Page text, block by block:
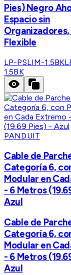
Pies) Negro
Espacio sin
Flexible
LP-PSLIM-1.5BK
1.5BK
PANDUIT
Cable de
Categoría 6,
Modular en
- 6 Metros
Azul
Cable de
Categoría 6,
Modular en
- 6 Metros
Azul